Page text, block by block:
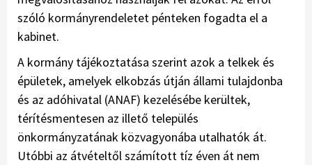
szóló kormányrendeletet pénteken fogadta el a
kabinet.
A kormány tájékoztatása szerint azok a telkek és
épületek, amelyek elkobzás útján állami tulajdonba
és az adóhivatal (ANAF) kezelésébe kerültek,
térítésmentesen az illető település
önkormányzatának közvagyonába utalhatók át.
Utóbbi az átvételtől számított tíz éven át nem